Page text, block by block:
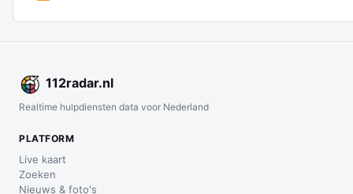
112radar.nl
Realtime hulpdiensten data voor Nederland
PLATFORM
Live kaart
Zoeken
Nieuws & foto's